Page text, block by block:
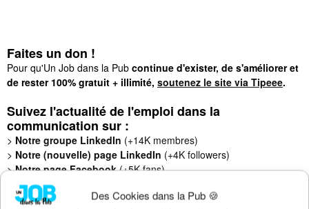
Des Cookies dans la Pub 🍪
Faites un don !
Pour qu'Un Job dans la Pub continue d'exister, de s'améliorer et
de rester 100% gratuit + illimité, soutenez le site via Tipeee.
Suivez l'actualité de l'emploi dans la
communication sur :
> Notre groupe LinkedIn (+14K membres)
> Notre (nouvelle) page LinkedIn (+4K followers)
>Notre page Facebook(+5K fans)
Notre newsletter emploi
>Notre compte Twitter(+5K followers)